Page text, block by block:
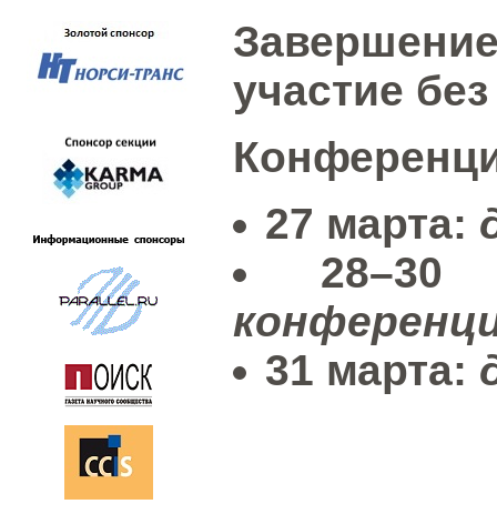
участие
27 марта:
28–30
31 марта: